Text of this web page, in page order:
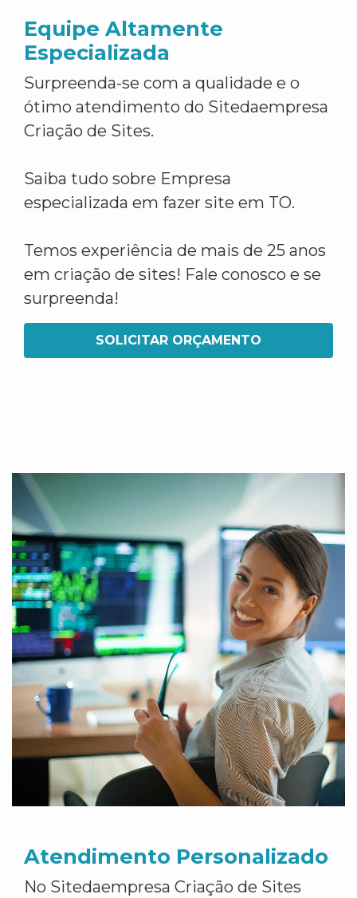
Equipe Altamente
Especializada
Surpreenda-se com a qualidade e o
ótimo atendimento do Sitedaempresa
Criação de Sites.
Saiba tudo sobre Empresa
especializada em fazer site em TO.
Temos experiência de mais de 25 anos
em criação de sites! Fale conosco e se
surpreenda!
SOLICITAR ORÇAMENTO
Atendimento Personalizado
No Sitedaempresa Criação de Sites